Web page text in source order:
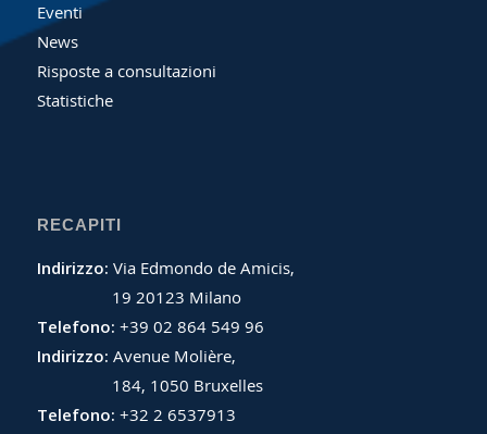
Eventi
News
Risposte a consultazioni
Statistiche
RECAPITI
Indirizzo: Via Edmondo de Amicis,
19 20123 Milano
Telefono: +39 02 864 549 96
Indirizzo: Avenue Molière,
184, 1050 Bruxelles
Telefono: +32 2 6537913